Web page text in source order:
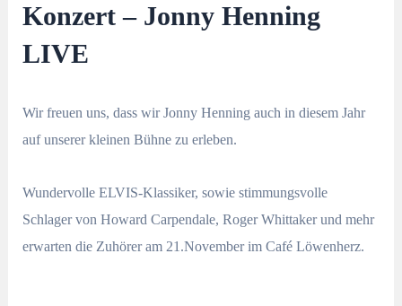
Konzert – Jonny Henning
LIVE
Wir freuen uns, dass wir Jonny Henning auch in diesem Jahr
auf unserer kleinen Bühne zu erleben.
Wundervolle ELVIS-Klassiker, sowie stimmungsvolle
Schlager von Howard Carpendale, Roger Whittaker und mehr
erwarten die Zuhörer am 21.November im Café Löwenherz.